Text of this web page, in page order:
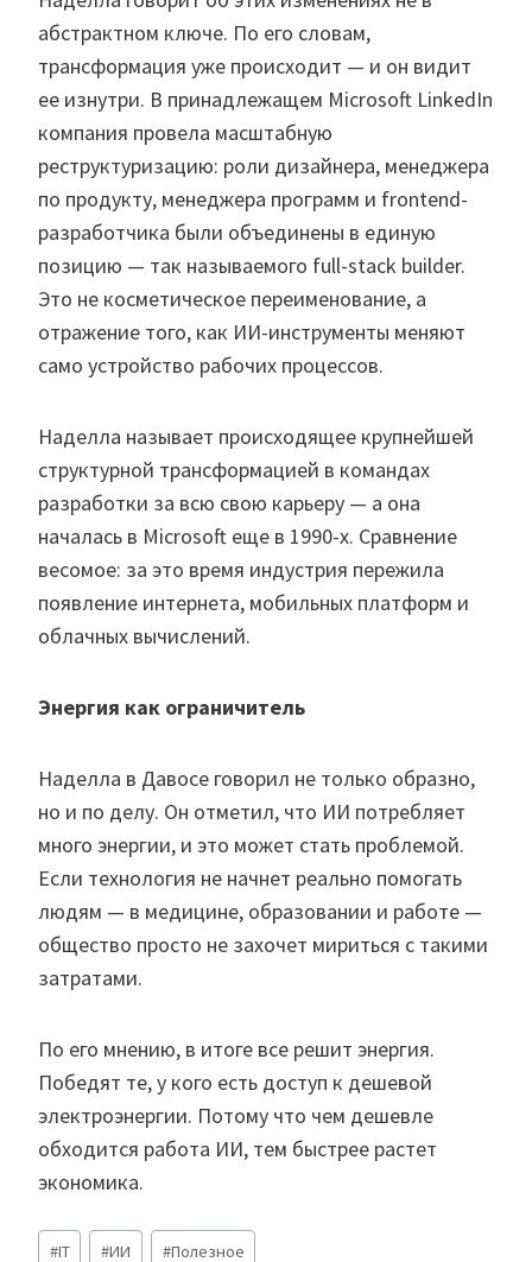
абстрактном ключе. По его словам,
трансформация уже происходит — и он видит
ее изнутри. В принадлежащем Microsoft LinkedIn
компания провела масштабную
реструктуризацию: роли дизайнера, менеджера
по продукту, менеджера программ и frontend-
разработчика были объединены в единую
позицию — так называемого full-stack builder.
Это не косметическое переименование, а
отражение того, как ИИ-инструменты меняют
само устройство рабочих процессов.
Наделла называет происходящее крупнейшей
структурной трансформацией в командах
разработки за всю свою карьеру — а она
началась в Microsoft еще в 1990-х. Сравнение
весомое: за это время индустрия пережила
появление интернета, мобильных платформ и
облачных вычислений.
Энергия как ограничитель
Наделла в Давосе говорил не только образно,
но и по делу. Он отметил, что ИИ потребляет
много энергии, и это может стать проблемой.
Если технология не начнет реально помогать
людям — в медицине, образовании и работе —
общество просто не захочет мириться с такими
затратами.
По его мнению, в итоге все решит энергия.
Победят те, у кого есть доступ к дешевой
электроэнергии. Потому что чем дешевле
обходится работа ИИ, тем быстрее растет
экономика.
Метки
#IT #ИИ #Полезное